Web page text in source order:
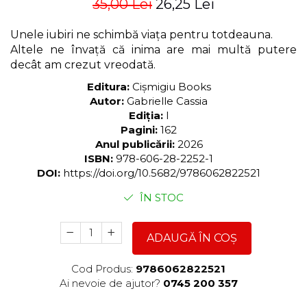
35,00 Lei 26,25 Lei
Unele iubiri ne schimbă viața pentru totdeauna.
Altele ne învață că inima are mai multă putere
decât am crezut vreodată.
Editura: Cișmigiu Books
Autor: Gabrielle Cassia
Ediția: I
Pagini: 162
Anul publicării: 2026
ISBN: 978-606-28-2252-1
DOI: https://doi.org/10.5682/9786062822521
ÎN STOC
ADAUGĂ ÎN COȘ
Cod Produs: 9786062822521
Ai nevoie de ajutor? 0745 200 357